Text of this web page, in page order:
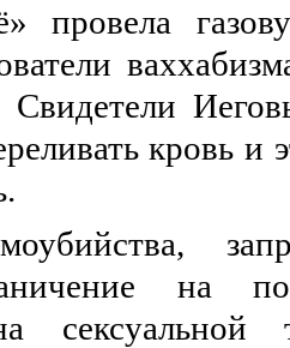
провела
Свидетели
кровь
на
сексуальной